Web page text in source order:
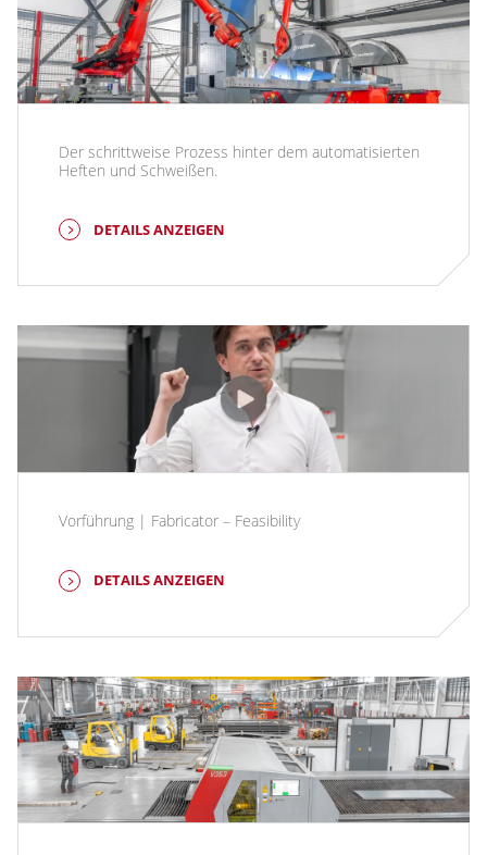
Der schrittweise Prozess hinter dem automatisierten
Heften und Schweißen.
DETAILS ANZEIGEN
Vorführung | Fabricator – Feasibility
DETAILS ANZEIGEN